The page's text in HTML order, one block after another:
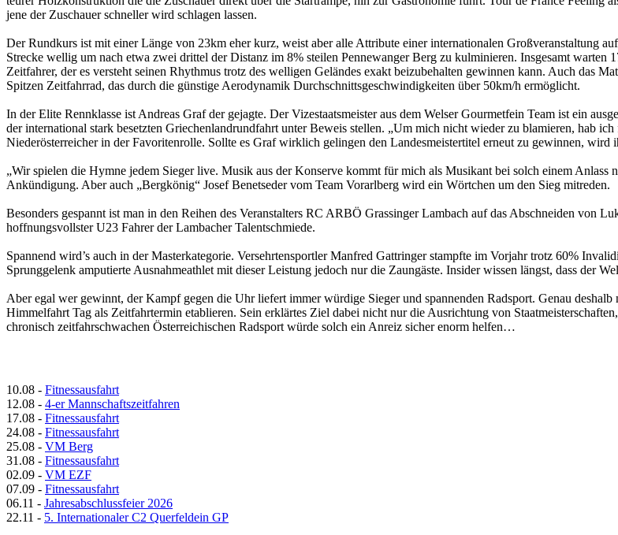
jene der Zuschauer schneller wird schlagen lassen.
Der Rundkurs ist mit einer Länge von 23km eher kurz, weist aber alle Attribute einer internationalen Großveranstaltung
Strecke wellig um nach etwa zwei drittel der Distanz im 8% steilen Pennewanger Berg zu kulminieren. Insgesamt warten
Zeitfahrer, der es versteht seinen Rhythmus trotz des welligen Geländes exakt beizubehalten gewinnen kann. Auch das
Spitzen Zeitfahrrad, das durch die günstige Aerodynamik Durchschnittsgeschwindigkeiten über 50km/h ermöglicht.
In der Elite Rennklasse ist Andreas Graf der gejagte. Der Vizestaatsmeister aus dem Welser Gourmetfein Team ist ein
der international stark besetzten Griechenlandrundfahrt unter Beweis stellen. „Um mich nicht wieder zu blamieren, hab
Niederösterreicher in der Favoritenrolle. Sollte es Graf wirklich gelingen den Landesmeistertitel erneut zu gewinnen,
„Wir spielen die Hymne jedem Sieger live. Musik aus der Konserve kommt für mich als Musikant bei solch einem
Ankündigung. Aber auch „Bergkönig“ Josef Benetseder vom Team Vorarlberg wird ein Wörtchen um den Sieg mitreden.
Besonders gespannt ist man in den Reihen des Veranstalters RC ARBÖ Grassinger Lambach auf das Abschneiden von
hoffnungsvollster U23 Fahrer der Lambacher Talentschmiede.
Spannend wird’s auch in der Masterkategorie. Versehrtensportler Manfred Gattringer stampfte im Vorjahr trotz 60%
Sprunggelenk amputierte Ausnahmeathlet mit dieser Leistung jedoch nur die Zaungäste. Insider wissen längst, dass der
Aber egal wer gewinnt, der Kampf gegen die Uhr liefert immer würdige Sieger und spannenden Radsport. Genau
Himmelfahrt Tag als Zeitfahrtermin etablieren. Sein erklärtes Ziel dabei nicht nur die Ausrichtung von
chronisch zeitfahrschwachen Österreichischen Radsport würde solch ein Anreiz sicher enorm helfen…
10.08 - Fitnessausfahrt
12.08 - 4-er Mannschaftszeitfahren
17.08 - Fitnessausfahrt
24.08 - Fitnessausfahrt
25.08 - VM Berg
31.08 - Fitnessausfahrt
02.09 - VM EZF
07.09 - Fitnessausfahrt
06.11 - Jahresabschlussfeier 2026
22.11 - 5. Internationaler C2 Querfeldein GP